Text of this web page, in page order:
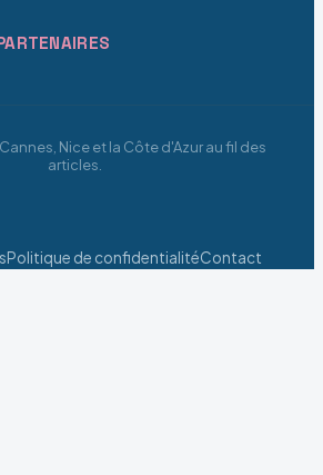
Nice et la Côte d'Azur au fil des
articles.
Politique de confidentialitéContact